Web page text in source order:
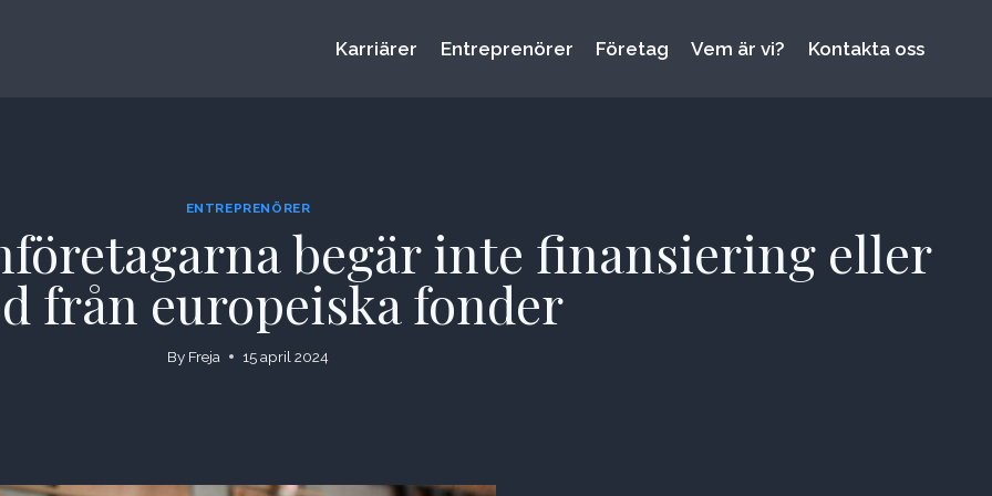
Karriärer Entreprenörer Företag Vem är vi? Kontakta oss
ENTREPRENÖRER
begär inte finansiering eller
från europeiska fonder
By Freja 15 april 2024